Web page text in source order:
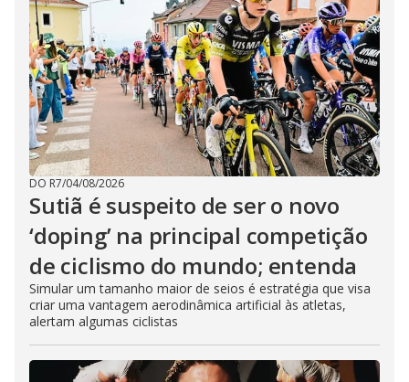
DO R7/04/08/2026
Sutiã é suspeito de ser o novo
‘doping’ na principal competição
de ciclismo do mundo; entenda
Simular um tamanho maior de seios é estratégia que visa
criar uma vantagem aerodinâmica artificial às atletas,
alertam algumas ciclistas